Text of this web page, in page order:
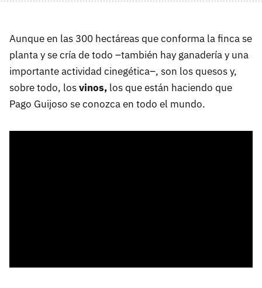
Aunque en las 300 hectáreas que conforma la finca se
planta y se cría de todo –también hay ganadería y una
importante actividad cinegética–, son los quesos y,
sobre todo, losvinos, los que están haciendo que
Pago Guijoso se conozca en todo el mundo.